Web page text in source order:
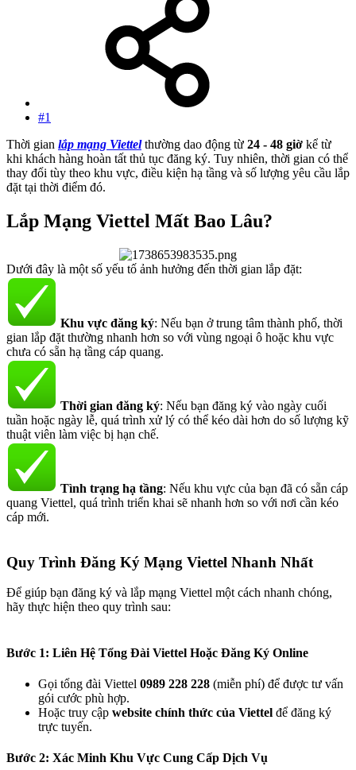
#1
Thời gian lắp mạng Viettelthường dao động từ 24 - 48 giờ kể từ
khi khách hàng hoàn tất thủ tục đăng ký. Tuy nhiên, thời gian có thể
thay đổi tùy theo khu vực, điều kiện hạ tầng và số lượng yêu cầu lắp
đặt tại thời điểm đó.
Lắp Mạng Viettel Mất Bao Lâu?
Dưới đây là một số yếu tố ảnh hưởng đến thời gian lắp đặt:
Khu vực đăng ký: Nếu bạn ở trung tâm thành phố, thời
gian lắp đặt thường nhanh hơn so với vùng ngoại ô hoặc khu vực
chưa có sẵn hạ tầng cáp quang.
Thời gian đăng ký: Nếu bạn đăng ký vào ngày cuối
tuần hoặc ngày lễ, quá trình xử lý có thể kéo dài hơn do số lượng kỹ
thuật viên làm việc bị hạn chế.
Tình trạng hạ tầng: Nếu khu vực của bạn đã có sẵn cáp
quang Viettel, quá trình triển khai sẽ nhanh hơn so với nơi cần kéo
cáp mới.
Quy Trình Đăng Ký Mạng Viettel Nhanh Nhất
Để giúp bạn đăng ký và lắp mạng Viettel một cách nhanh chóng,
hãy thực hiện theo quy trình sau:
Bước 1: Liên Hệ Tổng Đài Viettel Hoặc Đăng Ký Online
Gọi tổng đài Viettel 0989 228 228 (miễn phí) để được tư vấn
gói cước phù hợp.
Hoặc truy cập website chính thức của Viettel để đăng ký
trực tuyến.
Bước 2: Xác Minh Khu Vực Cung Cấp Dịch Vụ